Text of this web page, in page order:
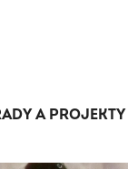
A PROJEKTY